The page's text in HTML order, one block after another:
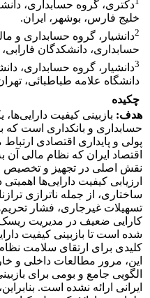
دکتری، گروه حسابداری،
خلیج فارس، بوشهر، ایران.
2دانشیار، گروه حسابداری و
حسابداری، دانشکدگان فارابی،
3دانشیار، گروه حسابداری،
دانشگاه علامه طباطبائی،
چکیده
هدف: بازبینی کیفیت
حسابداری و بانکداری است که
پولی و پایداری اقتصادی
اقتصاد ایران که نظام مالی
نقش اصلی در تجهیز و تخصیص
ارزیابی کیفیت دارایی‌ها
ساختاری، از جمله ناترازی
تسهیلات غیرجاری، فشار
کارایی ضعیف در مدیریت
شده است تا بازبینی کیفیت
کلیدی برای ارتقای سلامت
این، مرور مطالعات داخلی و
الگویی جامع و بومی برای
ایرانی ارائه نشده است.